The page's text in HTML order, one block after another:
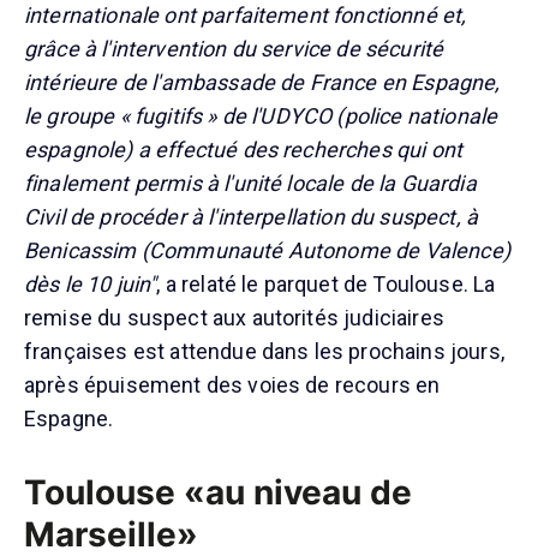
internationale ont parfaitement fonctionné et,
grâce à l'intervention du service de sécurité
intérieure de l'ambassade de France en Espagne,
le groupe « fugitifs » de l'UDYCO (police nationale
espagnole) a effectué des recherches qui ont
finalement permis à l'unité locale de la Guardia
Civil de procéder à l'interpellation du suspect, à
Benicassim (Communauté Autonome de Valence)
dès le 10 juin", a relaté le parquet de Toulouse. La
remise du suspect aux autorités judiciaires
françaises est attendue dans les prochains jours,
après épuisement des voies de recours en
Espagne.
Toulouse «au niveau de
Marseille»